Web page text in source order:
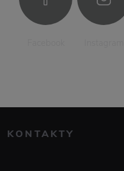
KONTAKTY